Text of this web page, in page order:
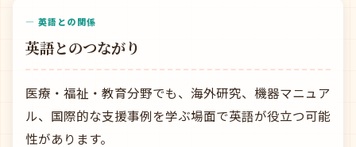
— 英語との関係
英語とのつながり
医療・福祉・教育分野でも、海外研究、機器マニュア
ル、国際的な支援事例を学ぶ場面で英語が役立つ可能
性があります。